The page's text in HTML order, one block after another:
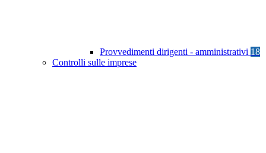
Provvedimenti dirigenti - amministrativi 18
Controlli sulle imprese